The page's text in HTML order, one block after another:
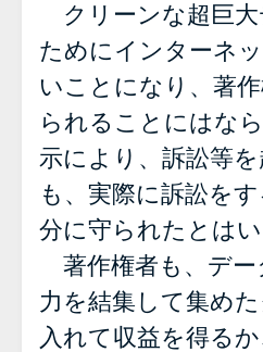
クリーンな超巨大
ためにインターネ
いことになり、著
られることにはな
示により、訴訟等
も、実際に訴訟を
分に守られたとはい
著作権者も、デー
力を結集して集め
入れて収益を得る